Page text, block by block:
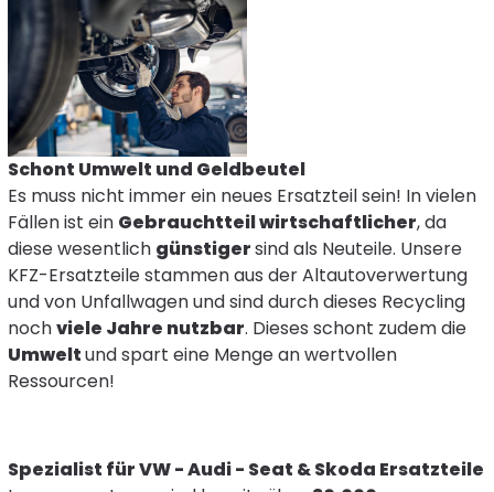
Schont Umwelt und Geldbeutel
Es muss nicht immer ein neues Ersatzteil sein! In vielen
Fällen ist ein Gebrauchtteil wirtschaftlicher, da
diese wesentlich günstigersind als Neuteile. Unsere
KFZ-Ersatzteile stammen aus der Altautoverwertung
und von Unfallwagen und sind durch dieses Recycling
nochviele Jahre nutzbar. Dieses schont zudem die
Umweltund spart eine Menge an wertvollen
Ressourcen!
Spezialist für VW - Audi - Seat & Skoda Ersatzteile